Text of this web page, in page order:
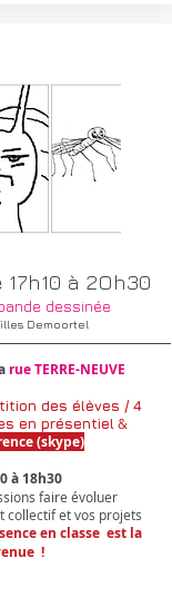
17h10 à 2Oh30
dessinée
Demoortel
rue TERRE-NEUVE
des élèves / 4
en présentiel &
(skype)
à 18h30
faire évoluer
collectif et vos projets
en classe est la
!